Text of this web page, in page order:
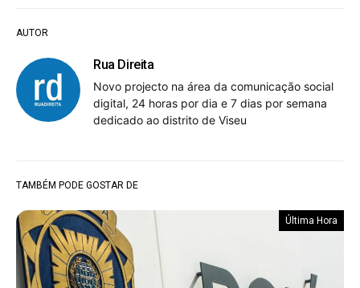
AUTOR
Rua Direita
Novo projecto na área da comunicação social
digital, 24 horas por dia e 7 dias por semana
dedicado ao distrito de Viseu
TAMBÉM PODE GOSTAR DE
Última Hora